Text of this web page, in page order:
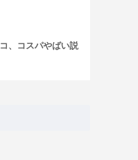
、コスパやばい説